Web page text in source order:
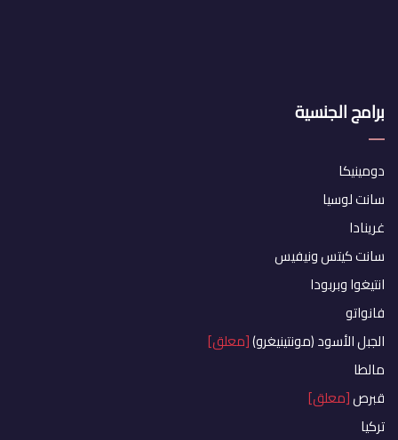
برامج الجنسية
دومينيكا
سانت لوسيا
غرينادا
سانت كيتس ونيفيس
انتيغوا وبربودا
فانواتو
الجبل الأسود (مونتينيغرو)[معلق]
مالطا
قبرص[معلق]
تركيا